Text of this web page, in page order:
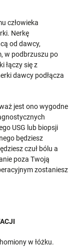
człowieka
Nerkę
od dawcy,
w podbrzuszu po
łączy się z
dawcy podłącza
jest ono wygodne
USG lub biopsji
będziesz
czuł bólu a
poza Twoją
zostaniesz
w łóżku.